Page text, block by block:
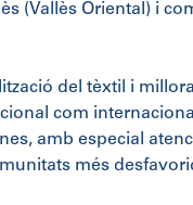
(Vallès Oriental) i
del tèxtil i
com
amb especial
més